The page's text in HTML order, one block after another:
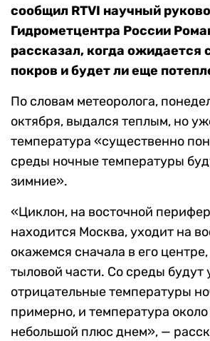
сообщил RTVI научный
Гидрометцентра России
рассказал, когда ожидается
покров и будет ли еще
По словам метеоролога,
октября, выдался теплым, но
температура «существенно
среды ночные температуры
зимние».
«Циклон, на восточной
находится Москва, уходит на
окажемся сначала в его центре,
тыловой части. Со среды будут
отрицательные температуры
примерно, и температура
небольшой плюс днем», —